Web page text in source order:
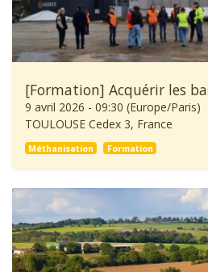
9 avril 2026 - 09:30 (Europe/Paris)
TOULOUSE Cedex 3, France
Méthanisation Formation